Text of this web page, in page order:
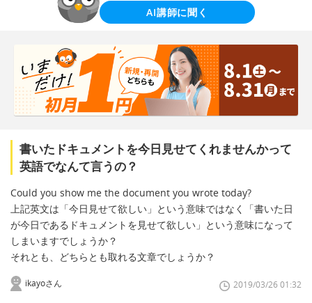
AI講師に聞く
書いたドキュメントを今日見せてくれませんかって
英語でなんて言うの？
Could you show me the document you wrote today?
上記英文は「今日見せて欲しい」という意味ではなく「書いた日
が今日であるドキュメントを見せて欲しい」という意味になって
しまいますでしょうか？
それとも、どちらとも取れる文章でしょうか？
ikayoさん 2019/03/26 01:32